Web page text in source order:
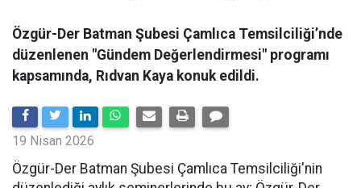
Özgür-Der Batman Şubesi Çamlıca Temsilciliği’nde
düzenlenen "Gündem Değerlendirmesi" programı
kapsamında, Rıdvan Kaya konuk edildi.
19 Nisan 2026
​Özgür-Der Batman Şubesi Çamlıca Temsilciliği'nin